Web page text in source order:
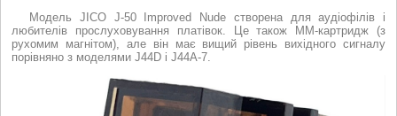
Модель JICO J-50 Improved Nude створена для аудіофілів і
любителів прослуховування платівок. Це також MM-картридж (з
рухомим магнітом), але він має вищий рівень вихідного сигналу
порівняно з моделями J44D і J44A-7.